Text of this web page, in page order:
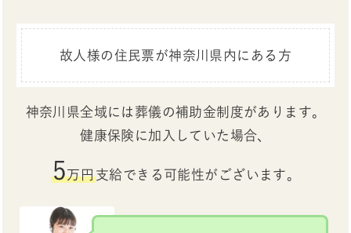
故人様の住民票が神奈川県内にある方
神奈川県全域には葬儀の補助金制度があります。
健康保険に加入していた場合、
5万円支給できる可能性がございます。